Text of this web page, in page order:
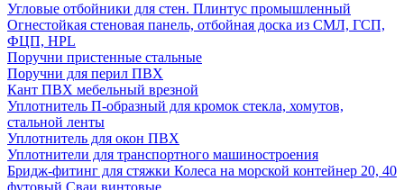
Угловые отбойники для стен. Плинтус промышленный
Огнестойкая стеновая панель, отбойная доска из СМЛ, ГСП,
ФЦП, HPL
Поручни пристенные стальные
Поручни для перил ПВХ
Кант ПВХ мебельный врезной
Уплотнитель П-образный для кромок стекла, хомутов,
стальной ленты
Уплотнитель для окон ПВХ
Уплотнители для транспортного машиностроения
Бридж-фитинг для стяжки Колеса на морской контейнер 20, 40
футовый Сваи винтовые